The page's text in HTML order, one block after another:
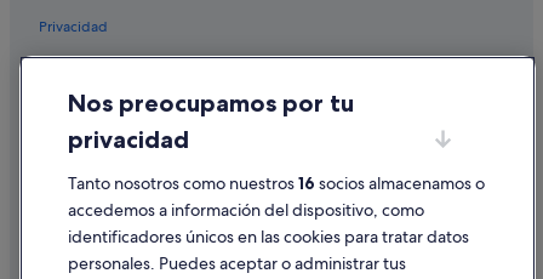
Privacidad
Condiciones de uso
Información legal/contacto
Pautas sobre el contenido y cómo denunciar contenido
Ayuda
Nos preocupamos por tu
privacidad
Tanto nosotros como nuestros16 socios almacenamos o
accedemos a información del dispositivo, como
identificadores únicos en las cookies para tratar datos
personales. Puedes aceptar o administrar tus